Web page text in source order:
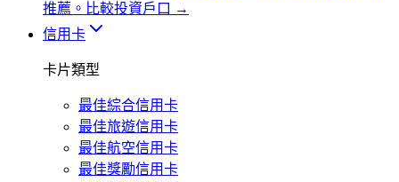
推薦。 比較投資戶口 →
信用卡
卡片類型
最佳綜合信用卡
最佳旅遊信用卡
最佳航空信用卡
最佳獎勵信用卡